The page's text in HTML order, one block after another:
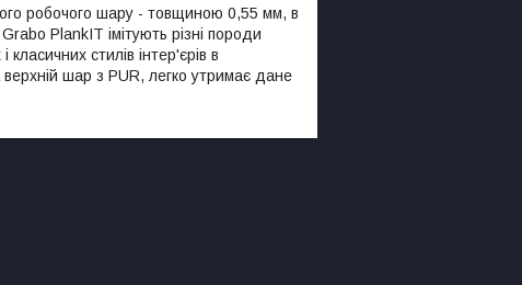
робочого шару - товщиною 0,55 мм, в
PlankIT імітують різні породи
стилів інтер'єрів в
шар з PUR, легко утримає дане